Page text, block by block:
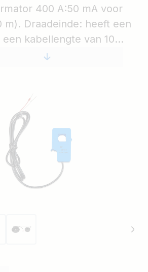
400 A:50 mA voor
m). Draadeinde: heeft een
kabellengte van 10